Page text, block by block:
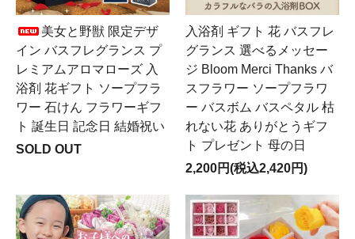
美女と野獣 限定デザ
イン バスフレグランス プ
レミアムアロマローズ 入
浴剤 花ギフト ソープフラ
ワー 石けん フラワーギフ
ト 誕生日 記念日 結婚祝い
SOLD OUT
入浴剤 ギフト 花 バスフレ
グランス 選べるメッセー
ジ Bloom Merci Thanks バ
スフラワー ソープフラワ
ー バスボム バスペタル 枯
れない花 ありがとうギフ
ト プレゼント 母の日
2,200円(税込2,420円)